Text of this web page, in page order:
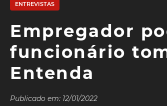
ENTREVISTAS
Empregador
funcionário
Entenda
Publicado em: 12/01/2022